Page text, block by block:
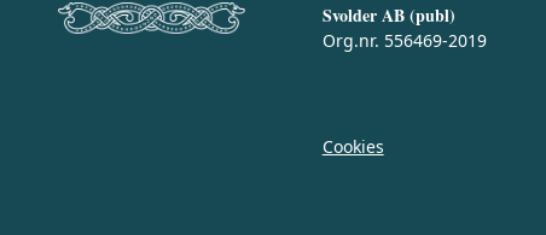
Svolder AB (publ)
Org.nr. 556469-2019
Cookies